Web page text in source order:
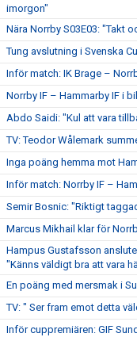
imorgon"
Nära Norrby S03E03: "Takt
Tung avslutning i Svenska
Inför match: IK Brage –
Norrby IF – Hammarby IF i
Abdo Saidi: "Kul att vara
TV: Teodor Wålemark
Inga poäng hemma mot
Inför match: Norrby IF –
Semir Bosnic: "Riktigt
Marcus Mikhail klar för
Hampus Gustafsson
"Känns väldigt bra att vara
En poäng med mersmak i
TV: " Ser fram emot detta
Inför cuppremiären: GIF